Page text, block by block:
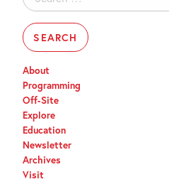
for:
About
Programming
Off-Site
Explore
Education
Newsletter
Archives
Visit